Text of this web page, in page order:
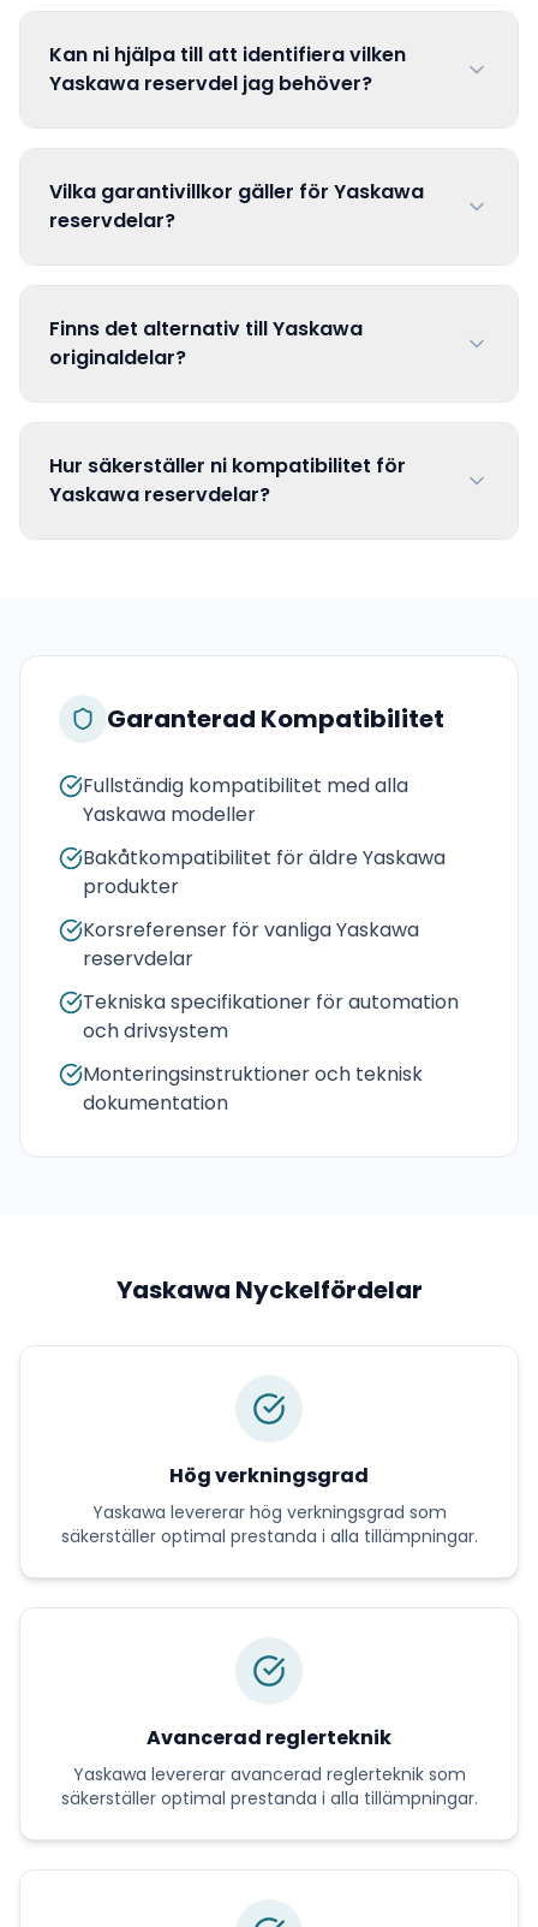
Kan ni hjälpa till att identifiera vilken
Yaskawa reservdel jag behöver?
Vilka garantivillkor gäller för Yaskawa
reservdelar?
Finns det alternativ till Yaskawa
originaldelar?
Hur säkerställer ni kompatibilitet för
Yaskawa reservdelar?
Garanterad Kompatibilitet
Fullständig kompatibilitet med alla
Yaskawa modeller
Bakåtkompatibilitet för äldre Yaskawa
produkter
Korsreferenser för vanliga Yaskawa
reservdelar
Tekniska specifikationer för automation
och drivsystem
Monteringsinstruktioner och teknisk
dokumentation
Yaskawa Nyckelfördelar
Hög verkningsgrad
Yaskawa levererar hög verkningsgrad som
säkerställer optimal prestanda i alla tillämpningar.
Avancerad reglerteknik
Yaskawa levererar avancerad reglertekniksom
säkerställer optimal prestanda i alla tillämpningar.